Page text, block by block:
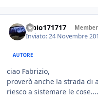
fabio171717
Inviato:24 Novembre
AUTORE
ciao Fabrizio,
proverò anche la strada di
riesco a sistemare le cose....